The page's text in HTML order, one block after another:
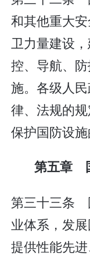
和其他重大
卫力量建设
控、导航、
施。各级人
律、法规的
保护国防设施
第五章
第三十三条
业体系，发
提供性能先